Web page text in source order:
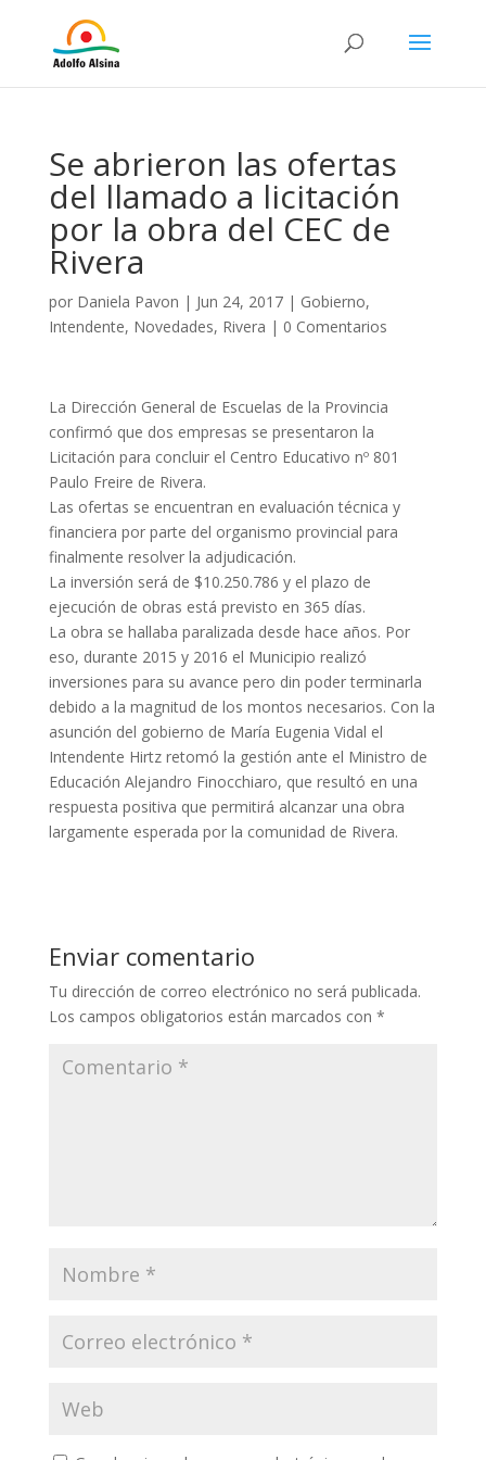
Se abrieron las ofertas
del llamado a licitación
por la obra del CEC de
Rivera
por Daniela Pavon | Jun 24, 2017| Gobierno,
Intendente, Novedades, Rivera | 0 Comentarios
La Dirección General de Escuelas de la Provincia
confirmó que dos empresas se presentaron la
Licitación para concluir el Centro Educativo nº 801
Paulo Freire de Rivera.
Las ofertas se encuentran en evaluación técnica y
financiera por parte del organismo provincial para
finalmente resolver la adjudicación.
La inversión será de $10.250.786 y el plazo de
ejecución de obras está previsto en 365 días.
La obra se hallaba paralizada desde hace años. Por
eso, durante 2015 y 2016 el Municipio realizó
inversiones para su avance pero din poder terminarla
debido a la magnitud de los montos necesarios. Con la
asunción del gobierno de María Eugenia Vidal el
Intendente Hirtz retomó la gestión ante el Ministro de
Educación Alejandro Finocchiaro, que resultó en una
respuesta positiva que permitirá alcanzar una obra
largamente esperada por la comunidad de Rivera.
Enviar comentario
Tu dirección de correo electrónico no será publicada.
Los campos obligatorios están marcados con *